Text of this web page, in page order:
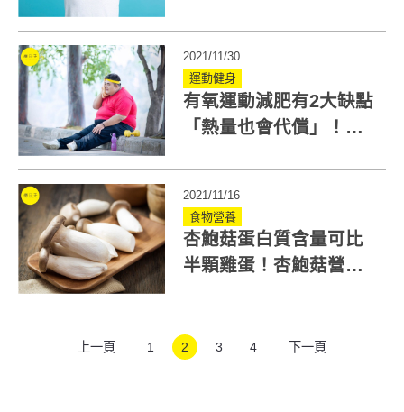
2021/11/30
運動健身
有氧運動減肥有2大缺點
「熱量也會代償」！減
2021/11/16
食物營養
杏鮑菇蛋白質含量可比
半顆雞蛋！杏鮑菇營養
上一頁 1 2 3 4 下一頁